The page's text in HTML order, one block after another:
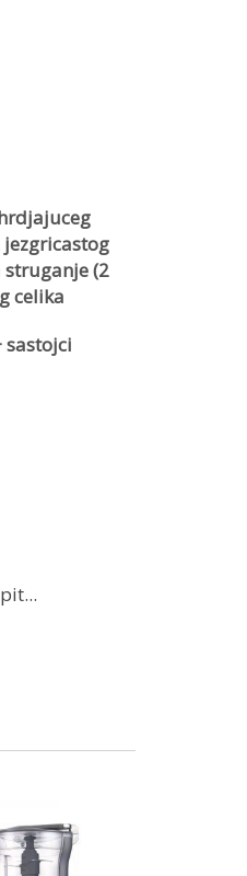
struganje (2
celika
sastojci